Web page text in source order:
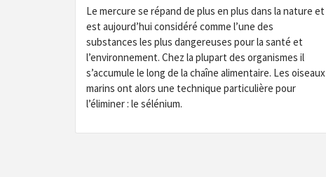
Le mercure se répand de plus en plus dans la nature et
est aujourd’hui considéré comme l’une des
substances les plus dangereuses pour la santé et
l’environnement. Chez la plupart des organismes il
s’accumule le long de la chaîne alimentaire. Les oiseaux
marins ont alors une technique particulière pour
l’éliminer : le sélénium.